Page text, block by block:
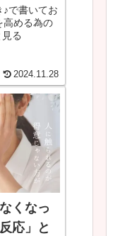
で書いてお
高める為の
る
2024.11.28
くなっ
応」と